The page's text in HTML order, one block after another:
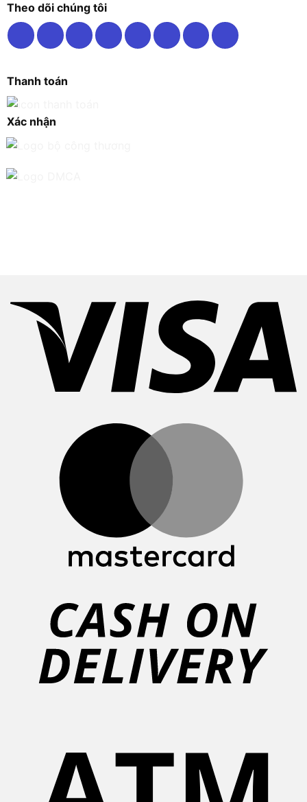
Theo dõi chúng tôi
Thanh toán
Xác nhận